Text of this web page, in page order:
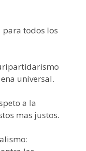
para todos los
universal.
a la
mas justos.